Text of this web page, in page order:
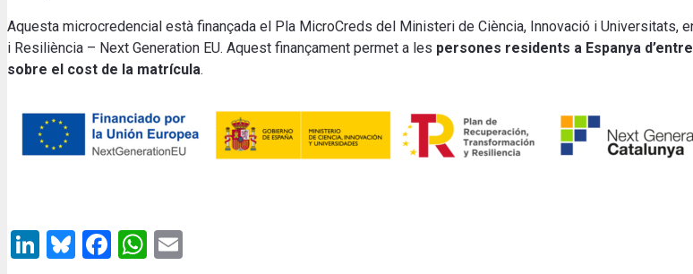
Aquesta microcredencial està finançada el Pla MicroCreds del Ministeri de Ciència, Innovació i Universitats,
i Resiliència – Next Generation EU. Aquest finançament permet a les persones residents a Espanya
sobre el cost de la matrícula.
LinkedIn
Bluesky
Facebook
WhatsApp